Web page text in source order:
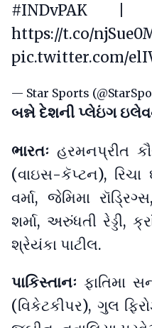
#INDvPAK |
https://t.co/
pic.twitter.com/
— Star Sports
બન્ને દેશની પ્લેઇંગ
ભારતઃહરમનપ્રીત
(વાઇસ-કૅપ્ટન), રિચા
વર્મા, જેમિમા
શર્મા, અરુંધતી રેડ્ડી,
શ્રેયંકા પાટીલ.
પાકિસ્તાનઃ ફાતિમા
(વિકેટકીપર), ગુલ